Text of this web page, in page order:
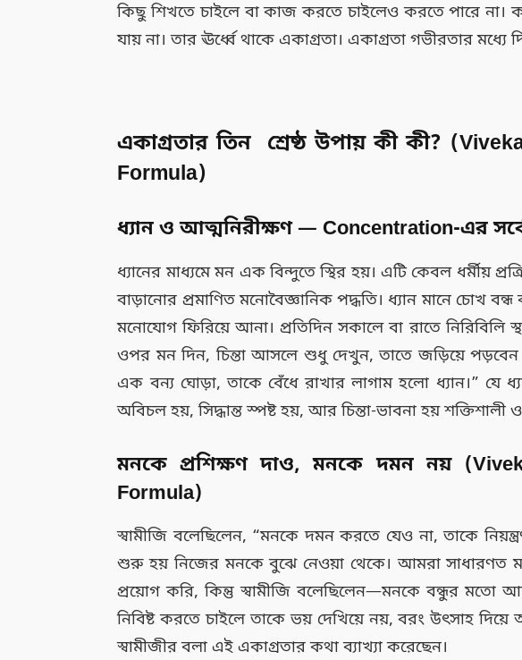
কিছু শিখতে চাইলে বা কাজ করতে চাইলেও করতে পারে না।
যায় না। তার ঊর্ধ্বে থাকে একাগ্রতা। একাগ্রতা গভীরতার মধ্যে
একাগ্রতার তিন শ্রেষ্ঠ উপায় কী কী?
Formula)
ধ্যান ও আত্মনিরীক্ষণ — Concentration-এর
ধ্যানের মাধ্যমে মন এক বিন্দুতে স্থির হয়। এটি কেবল ধর্মীয়
বাড়ানোর প্রমাণিত মনোবৈজ্ঞানিক পদ্ধতি। ধ্যান মানে চোখ
মনোযোগ ফিরিয়ে আনা। প্রতিদিন সকালে বা রাতে নিরিবিলি
ওপর মন দিন, চিন্তা আসলে শুধু দেখুন, তাতে জড়িয়ে পড়বেন
এক বন্য ঘোড়া, তাকে বেঁধে রাখার লাগাম হলো ধ্যান।” যে
অবিচল হয়, সিদ্ধান্ত স্পষ্ট হয়, আর চিন্তা-ভাবনা হয় শক্তিশালী ও
মনকে প্রশিক্ষণ দাও, মনকে দমন নয়
Formula)
স্বামীজি বলেছিলেন, “মনকে দমন করতে যেও না, তাকে
শুরু হয় নিজের মনকে বুঝে নেওয়া থেকে। আমরা সাধারণত
প্রয়োগ করি, কিন্তু স্বামীজি বলেছিলেন—মনকে বন্ধুর
নিবিষ্ট করতে চাইলে তাকে ভয় দেখিয়ে নয়, বরং উৎসাহ দিয়ে
স্বামীজীর বলা এই একাগ্রতার কথা ব্যাখ্যা করেছেন।